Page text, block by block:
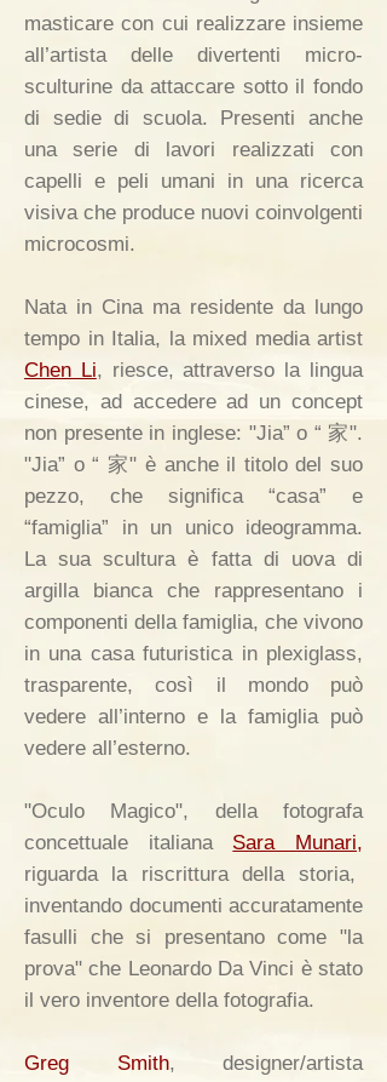
masticare con cui realizzare insieme
all’artista delle divertenti micro-
sculturine da attaccare sotto il fondo
di sedie di scuola. Presenti anche
una serie di lavori realizzati con
capelli e peli umani in una ricerca
visiva che produce nuovi coinvolgenti
microcosmi.
Nata in Cina ma residente da lungo
tempo in Italia, la mixed media artist
Chen Li, riesce, attraverso la lingua
cinese, ad accedere ad un concept
non presente in inglese: "Jia” o “ 家".
"Jia” o “ 家" è anche il titolo del suo
pezzo, che significa “casa” e
“famiglia” in un unico ideogramma.
La sua scultura è fatta di uova di
argilla bianca che rappresentano i
componenti della famiglia, che vivono
in una casa futuristica in plexiglass,
trasparente, così il mondo può
vedere all’interno e la famiglia può
vedere all’esterno.
"Oculo Magico", della fotografa
concettuale italiana Sara Munari,
riguarda la riscrittura della storia,
inventando documenti accuratamente
fasulli che si presentano come "la
prova" che Leonardo Da Vinci è stato
il vero inventore della fotografia.
Greg Smith, designer/artista